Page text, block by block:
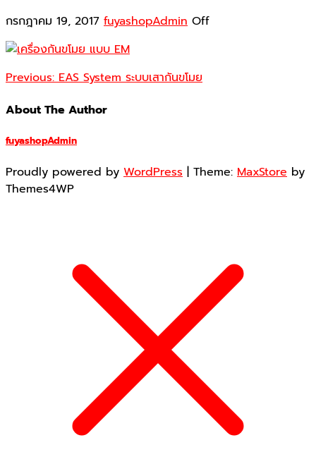
กรกฎาคม 19, 2017 fuyashopAdmin Off
Previous:EAS System ระบบเสากันขโมย
About The Author
fuyashopAdmin
Proudly powered by WordPress | Theme: MaxStore by
Themes4WP